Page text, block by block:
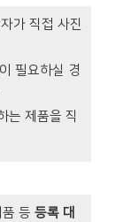
가 직접 사진
필요하실 경
는 제품을 직
등 등록 대